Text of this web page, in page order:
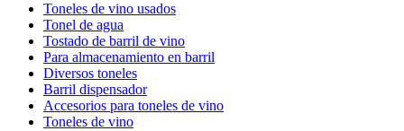
Dimensiones (AnxAlxP cm)
Peso (kg)89
Altura (cm)140
Ancho (cm)70
Profundidad (cm)70
Toneles de vino usados
Tonel de agua
Tostado de barril de vino
Para almacenamiento en barril
Diversos toneles
Barril dispensador
Accesorios para toneles de vino
Toneles de vino